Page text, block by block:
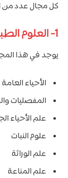
كل مجال عدد من
1- العلوم الطبيعية، الرياضيات والإحصاء:
يوجد في هذا المجال 42
الأحياء العامة
المفصليات
علم الأحياء
علوم النبات
علم الوراثة
علم المناعة